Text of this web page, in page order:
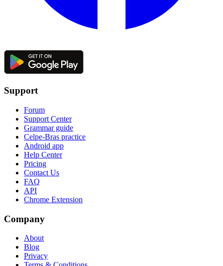
Support
Forum
Support Center
Grammar guide
Celpe-Bras practice
Android app
Help Center
Pricing
Contact Us
FAQ
API
Chrome Extension
Company
About
Blog
Privacy